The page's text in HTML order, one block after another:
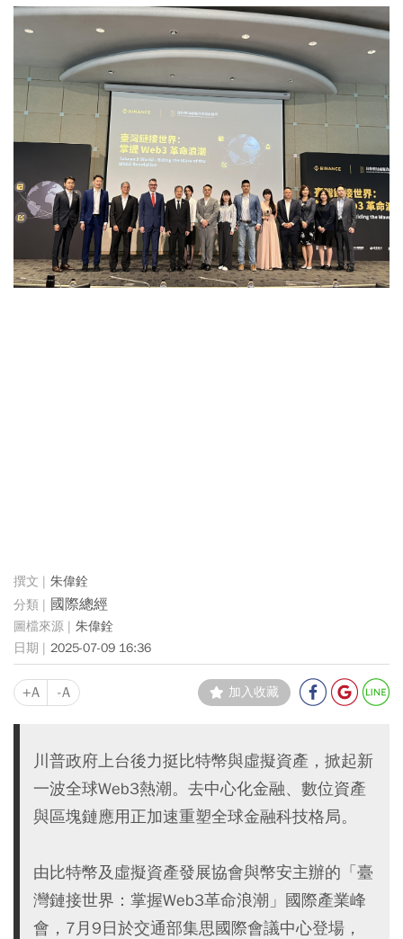
朱偉銓
國際總經
朱偉銓
2025-07-09 16:36
+A -A 加入收藏
川普政府上台後力挺比特幣與虛擬資產，掀起新
一波全球Web3熱潮。去中心化金融、數位資產
與區塊鏈應用正加速重塑全球金融科技格局。
由比特幣及虛擬資產發展協會與幣安主辦的「臺
灣鏈接世界：掌握Web3革命浪潮」國際產業峰
會，7月9日於交通部集思國際會議中心登場，